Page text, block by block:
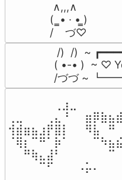
∧,,,∧
(  ̳• · • ̳)
/    づ♡
/)  /)  ~
( •-• )  ~ ♡
/づづ ~